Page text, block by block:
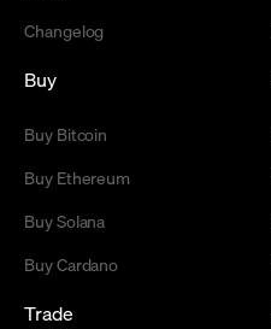
Changelog
Buy
Buy Bitcoin
Buy Ethereum
Buy Solana
Buy Cardano
Trade